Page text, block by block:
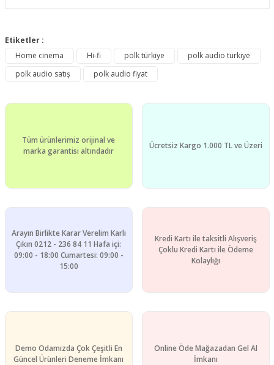
Yorum Yaz
konularda yetersiz gördüğünüz noktaları öneri formunu
Görüş ve önerileriniz için teşekkür ederiz.
Ürün açıklamasında eksik bilgiler bulunuyor.
Ürün fiyatı diğer sitelerden daha pahalı.
Etiketler :
Home cinema
Hi-fi polk türkiye
polk audio türkiye
polk audio satış
polk audio fiyat
Tüm ürünlerimiz orijinal ve
marka garantisi altındadır
Ücretsiz Kargo 1.000 TL ve Üzeri
Arayın Birlikte Karar Verelim Karlı
Çıkın 0212 - 236 84 11 Hafa içi:
09:00 - 18:00 Cumartesi: 09:00 -
15:00
Kredi Kartı ile taksitli Alışveriş
Çoklu Kredi Kartı ile Ödeme
Kolaylığı
Demo Odamızda Çok Çeşitli En
Güncel Ürünleri Deneme İmkanı
Online Öde Mağazadan Gel Al
İmkanı